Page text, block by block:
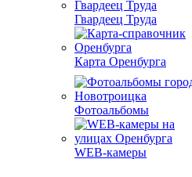
Гвардеец Труда
Карта Оренбурга
Фотоальбомы
WEB-камеры